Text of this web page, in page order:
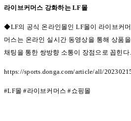
라이브커머스 강화하는LF몰
◆LF의 공식 온라인몰인LF몰이 라이브커
머스는 온라인 실시간 동영상을 통해 상품
채팅을 통한 쌍방향 소통이 장점으로 꼽힌다.
https://sports.donga.com/article/all/
#LF몰#라이브커머스#쇼핑몰